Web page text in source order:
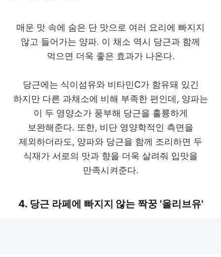
매운 맛 속에 숨은 단 맛으로 여러 요리에 빠지지
않고 들어가는 양파. 이 채소 역시 당근과 함께
먹으면 더욱 좋은 효과가 나온다.
당근에는 식이섬유와 비타민C가 함유돼 있긴
하지만 다른 과채소에 비해 부족한 편인데, 양파는
이 두 영양소가 풍부해 당근을 훌륭하게
보완해준다. 또한, 비단 영양학적인 측면을
제외하더라도, 양파와 당근을 함께 조리하면 두
식재가 서로의 맛과 향을 더욱 살려줘 입맛을
만족시켜준다.
4. 당근 라페에 빠지지 않는 짝꿍 '올리브유'